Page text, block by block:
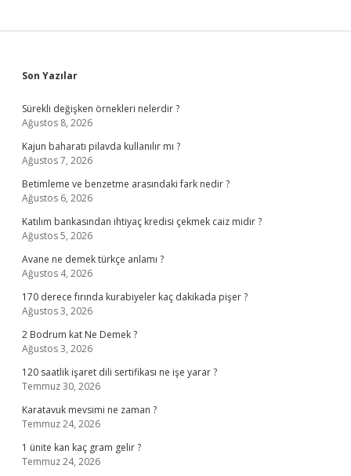
Sidebar
Son Yazılar
Sürekli değişken örnekleri nelerdir ?
Ağustos 8, 2026
Kajun baharatı pilavda kullanılır mı ?
Ağustos 7, 2026
Betimleme ve benzetme arasındaki fark nedir ?
Ağustos 6, 2026
Katılım bankasından ihtiyaç kredisi çekmek caiz midir ?
Ağustos 5, 2026
Avane ne demek türkçe anlamı ?
Ağustos 4, 2026
170 derece fırında kurabiyeler kaç dakikada pişer ?
Ağustos 3, 2026
2 Bodrum kat Ne Demek ?
Ağustos 3, 2026
120 saatlik işaret dili sertifikası ne işe yarar ?
Temmuz 30, 2026
Karatavuk mevsimi ne zaman ?
Temmuz 24, 2026
1 ünite kan kaç gram gelir ?
Temmuz 24, 2026